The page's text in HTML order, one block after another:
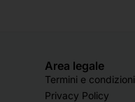
Area legale
Termini e condizioni
Privacy Policy